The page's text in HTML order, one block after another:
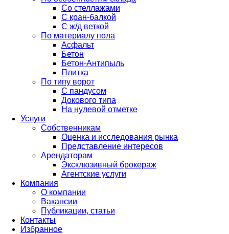
Со стеллажами
С кран-балкой
С ж/д веткой
По материалу пола
Асфальт
Бетон
Бетон-Антипыль
Плитка
По типу ворот
С пандусом
Докового типа
На нулевой отметке
Услуги
Собственникам
Оценка и исследования рынка
Представление интересов
Арендаторам
Эксклюзивный брокераж
Агентские услуги
Компания
О компании
Вакансии
Публикации, статьи
Контакты
Избранное